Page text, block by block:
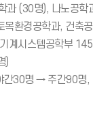
과 (30명), 나노공학
환경공학과, 건축
계시스템공학부
)
간30명 → 주간90명,